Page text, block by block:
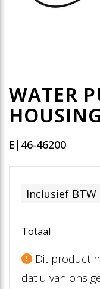
WATER
HOUSING
E|46-46200
Inclusief BTW
Totaal
Dit product
dat u van ons